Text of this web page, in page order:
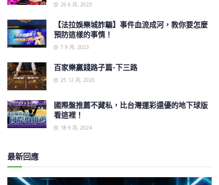
26 6 月, 2023
【法拉娛樂城詐騙】事件血流成河，教你要怎麼
預防這樣的事情！
7 9 月, 2023
百家樂贏錢路子篇-下三路
25 12 月, 2020
國際盤推薦不藏私，比台灣運彩還優的地下球版
看這裡！
18 9 月, 2024
最新回應